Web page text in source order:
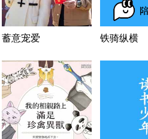
蓄意宠爱 铁骑纵横